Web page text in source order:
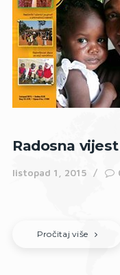
Radosna
listopad 1, 2015
Pročitaj više